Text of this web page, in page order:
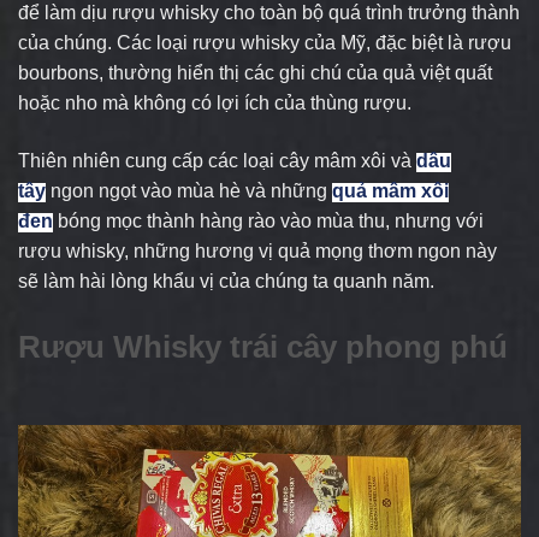
để làm dịu rượu whisky cho toàn bộ quá trình trưởng thành
của chúng. Các loại rượu whisky của Mỹ, đặc biệt là rượu
bourbons, thường hiển thị các ghi chú của quả việt quất
hoặc nho mà không có lợi ích của thùng rượu.
Thiên nhiên cung cấp các loại cây mâm xôi và dâu
tây ngon ngọt vào mùa hè và những quả mâm xôi
đen bóng mọc thành hàng rào vào mùa thu, nhưng với
rượu whisky, những hương vị quả mọng thơm ngon này
sẽ làm hài lòng khẩu vị của chúng ta quanh năm.
Rượu Whisky trái cây phong phú